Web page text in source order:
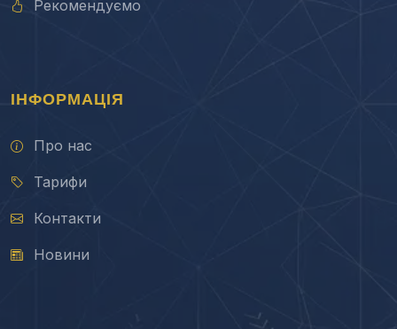
Рекомендуємо
ІНФОРМАЦІЯ
Про нас
Тарифи
Контакти
Новини